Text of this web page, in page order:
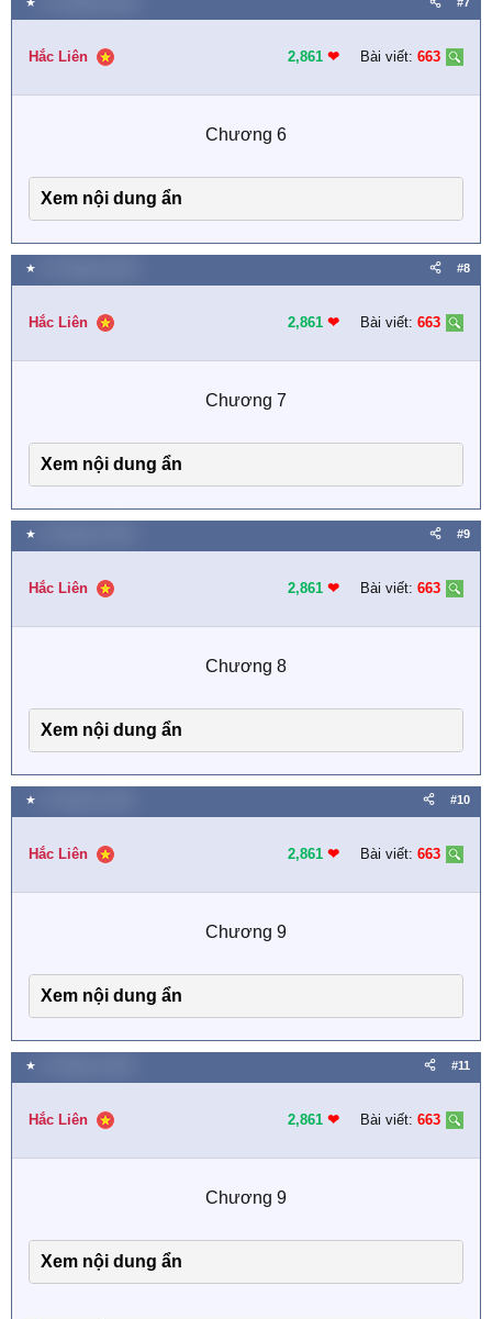
Hắc Liên 2,861 ❤︎ Bài viết: 663
Chương 6​
Xem nội dung ẩn
★ #8
Hắc Liên 2,861 ❤︎ Bài viết: 663
Chương 7​
Xem nội dung ẩn
★ #9
Hắc Liên 2,861 ❤︎ Bài viết: 663
Chương 8​
Xem nội dung ẩn
★ #10
Hắc Liên 2,861 ❤︎ Bài viết: 663
Chương 9​
Xem nội dung ẩn
★ #11
Hắc Liên 2,861 ❤︎ Bài viết: 663
Chương 9​
Xem nội dung ẩn